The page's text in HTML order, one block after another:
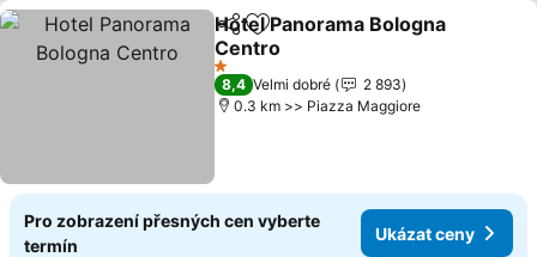
SdíletPřidat na seznam oblíbených
Hotel Panorama Bologna
Centro
Ukázat ceny
1 Počet hvězdiček
8,4 Velmi dobré
2 893
0.3 km >> Piazza Maggiore
Pro zobrazení přesných cen vyberte
termín
Ukázat ceny